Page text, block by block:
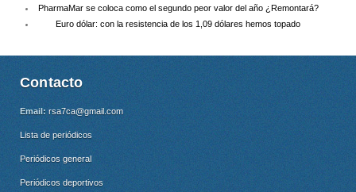
PharmaMar se coloca como el segundo peor valor del año ¿Remontará?
Euro dólar: con la resistencia de los 1,09 dólares hemos topado
Contacto
Email: rsa7ca@gmail.com
Lista de periódicos
Periódicos general
Periódicos deportivos